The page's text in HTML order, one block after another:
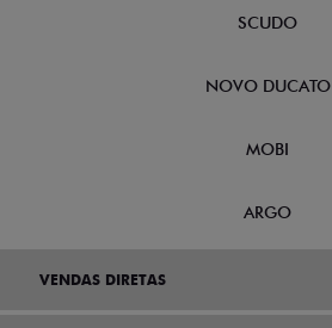
SCUDO
NOVO DUCATO
MOBI
ARGO
VENDAS DIRETAS